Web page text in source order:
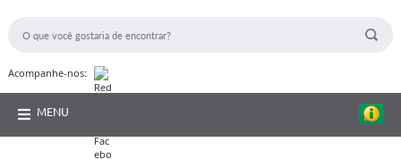
Acompanhe-nos:
MENU